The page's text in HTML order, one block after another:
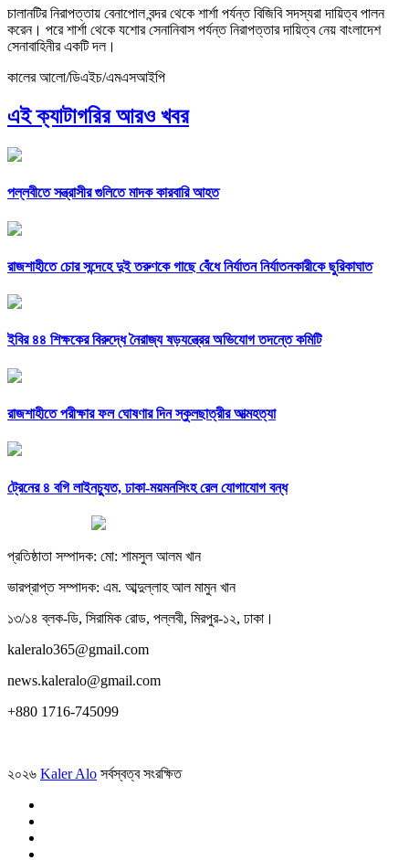
চালানটির নিরাপত্তায় বেনাপোল বন্দর থেকে শার্শা পর্যন্ত বিজিবি সদস্যরা দায়িত্ব পালন
করেন। পরে শার্শা থেকে যশোর সেনানিবাস পর্যন্ত নিরাপত্তার দায়িত্ব নেয় বাংলাদেশ
সেনাবাহিনীর একটি দল।
কালের আলো/ডিএইচ/এমএসআইপি
এই ক্যাটাগরির আরও খবর
পল্লবীতে সন্ত্রাসীর গুলিতে মাদক কারবারি আহত
রাজশাহীতে চোর সন্দেহে দুই তরুণকে গাছে বেঁধে নির্যাতন নির্যাতনকারীকে ছুরিকাঘাত
ইবির ৪৪ শিক্ষকের বিরুদ্ধে নৈরাজ্য ষড়যন্ত্রের অভিযোগ তদন্তে কমিটি
রাজশাহীতে পরীক্ষার ফল ঘোষণার দিন স্কুলছাত্রীর আত্মহত্যা
ট্রেনের ৪ বগি লাইনচ্যুত, ঢাকা-ময়মনসিংহ রেল যোগাযোগ বন্ধ
প্রতিষ্ঠাতা সম্পাদক: মো: শামসুল আলম খান
ভারপ্রাপ্ত সম্পাদক: এম. আব্দুল্লাহ আল মামুন খান
১৩/১৪ ব্লক-ডি, সিরামিক রোড, পল্লবী, মিরপুর-১২, ঢাকা।
kaleralo365@gmail.com
news.kaleralo@gmail.com
+880 1716-745099
২০২৬ Kaler Alo সর্বস্বত্ব সংরক্ষিত